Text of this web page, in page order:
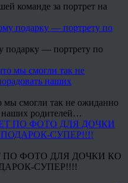
команде за портрет на
подарку — портрету по
мы смогли так не ожиданно
наших родителей…
ПО ФОТО ДЛЯ ДОЧКИ КО
СУПЕР!!!!